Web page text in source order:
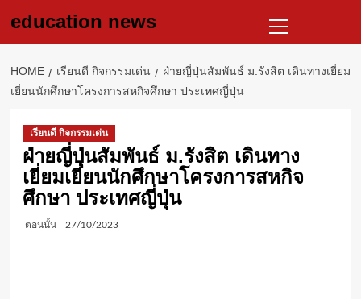
education news
Menu
HOME เรียนดี กิจกรรมเด่น
ฝ่ายญี่ปุ่นสัมพันธ์ ม.รังสิต เดินทางเยี่ยม
เยี่ยนนักศึกษาโครงการสหกิจศึกษา ประเทศญี่ปุ่น
เรียนดี กิจกรรมเด่น
ฝ่ายญี่ปุ่นสัมพันธ์ ม.รังสิต เดินทาง
เยี่ยมเยี่ยนนักศึกษาโครงการสหกิจ
ศึกษา ประเทศญี่ปุ่น
ตอนนั้น 27/10/2023